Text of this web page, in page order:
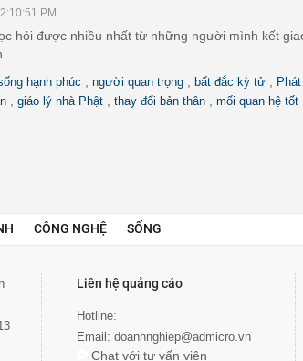
PM
hỏi được nhiều nhất từ những người mình kết
hạnh phúc người quan trọng bất đắc kỳ tử
Phát
giáo lý nhà Phật thay đổi bản thân
mối quan hệ tốt
CÔNG NGHỆ SỐNG
Liên hệ quảng cáo
Hotline:
Email: doanhnghiep@admicro.vn
Chat với tư vấn viên